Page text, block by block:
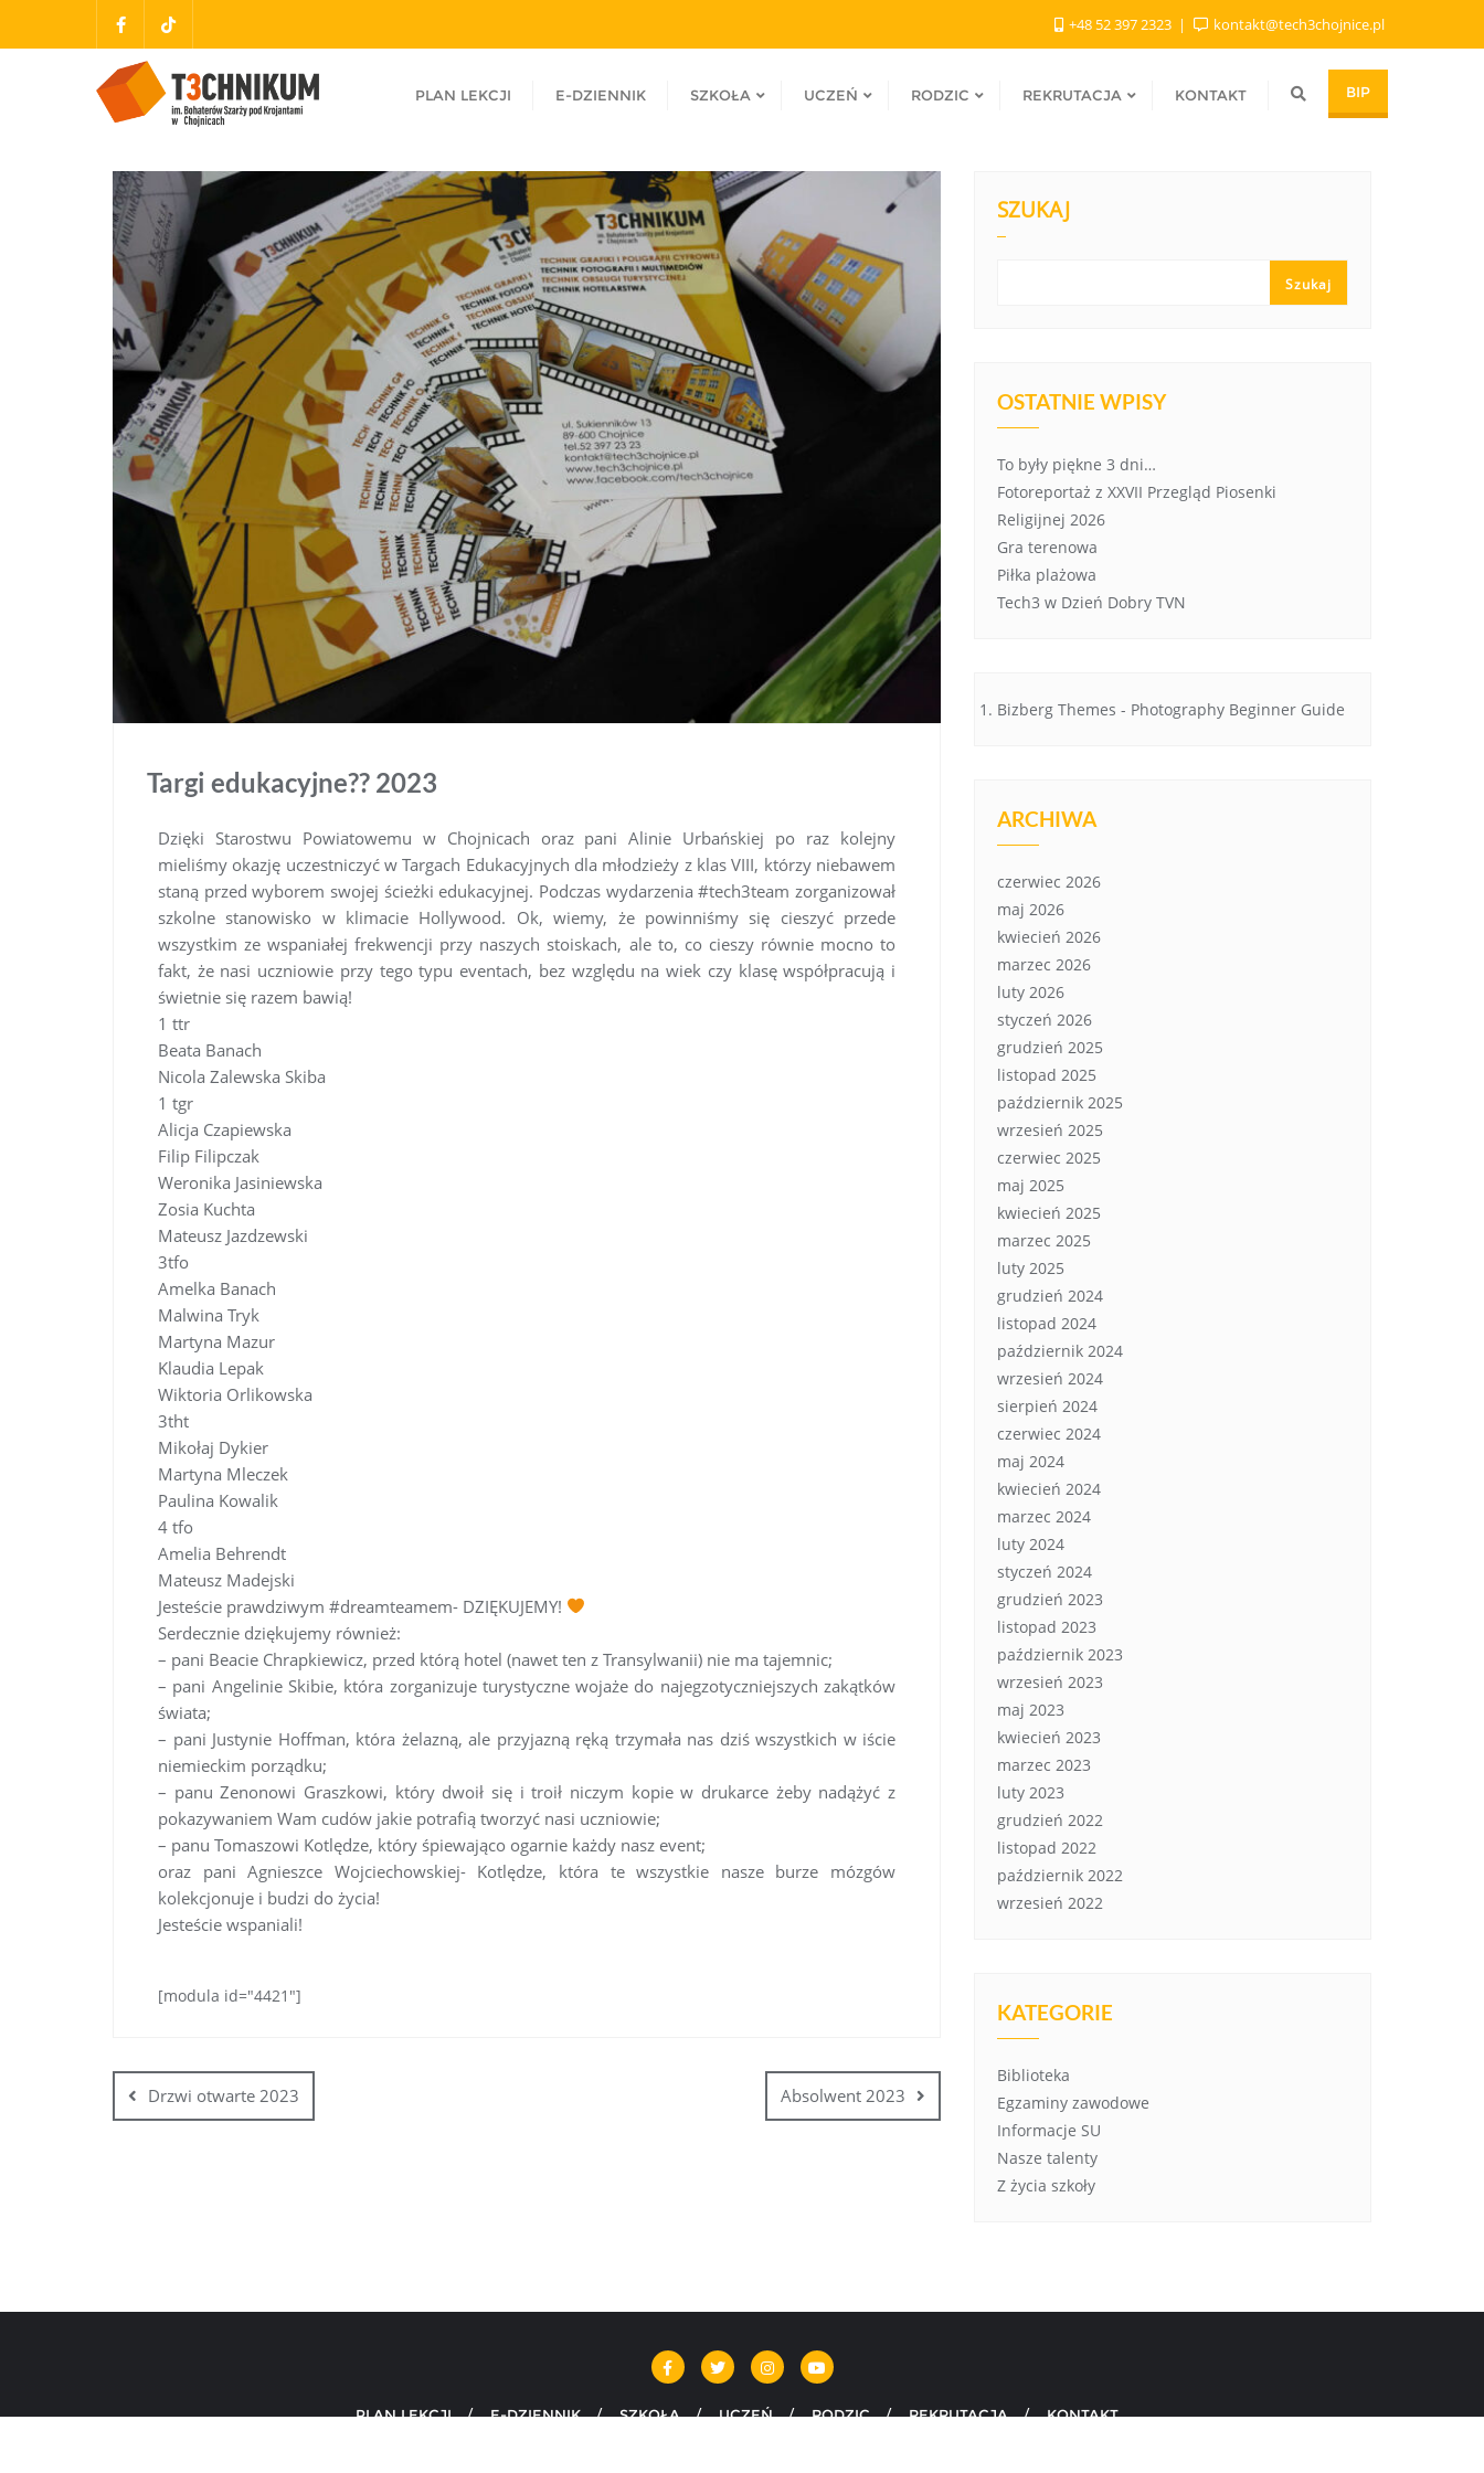
+48 52 397 2323 kontakt@tech3chojnice.pl
PLAN LEKCJI E-DZIENNIK SZKOŁA UCZEŃ RODZIC REKRUTACJA KONTAKT BIP
Targi edukacyjne?? 2023
Dzięki Starostwu Powiatowemu w Chojnicach oraz pani Alinie Urbańskiej po raz kolejny
mieliśmy okazję uczestniczyć w Targach Edukacyjnych dla młodzieży z klas VIII, którzy niebawem
staną przed wyborem swojej ścieżki edukacyjnej. Podczas wydarzenia #tech3team zorganizował
szkolne stanowisko w klimacie Hollywood. Ok, wiemy, że powinniśmy się cieszyć przede
wszystkim ze wspaniałej frekwencji przy naszych stoiskach, ale to, co cieszy równie mocno to
fakt, że nasi uczniowie przy tego typu eventach, bez względu na wiek czy klasę współpracują i
świetnie się razem bawią!
1 ttr
Beata Banach
Nicola Zalewska Skiba
1 tgr
Alicja Czapiewska
Filip Filipczak
Weronika Jasiniewska
Zosia Kuchta
Mateusz Jazdzewski
3tfo
Amelka Banach
Malwina Tryk
Martyna Mazur
Klaudia Lepak
Wiktoria Orlikowska
3tht
Mikołaj Dykier
Martyna Mleczek
Paulina Kowalik
4 tfo
Amelia Behrendt
Mateusz Madejski
Jesteście prawdziwym #dreamteamem- DZIĘKUJEMY!
Serdecznie dziękujemy również:
– pani Beacie Chrapkiewicz, przed którą hotel (nawet ten z Transylwanii) nie ma tajemnic;
– pani Angelinie Skibie, która zorganizuje turystyczne wojaże do najegzotyczniejszych zakątków
świata;
– pani Justynie Hoffman, która żelazną, ale przyjazną ręką trzymała nas dziś wszystkich w iście
niemieckim porządku;
– panu Zenonowi Graszkowi, który dwoił się i troił niczym kopie w drukarce żeby nadążyć z
pokazywaniem Wam cudów jakie potrafią tworzyć nasi uczniowie;
– panu Tomaszowi Kotlędze, który śpiewająco ogarnie każdy nasz event;
oraz pani Agnieszce Wojciechowskiej- Kotlędze, która te wszystkie nasze burze mózgów
kolekcjonuje i budzi do życia!
Jesteście wspaniali!
[modula id="4421"]
Drzwi otwarte 2023 Absolwent 2023
SZUKAJ
Szukaj
OSTATNIE WPISY
To były piękne 3 dni…
Fotoreportaż z XXVII Przegląd Piosenki
Religijnej 2026
Gra terenowa
Piłka plażowa
Tech3 w Dzień Dobry TVN
Bizberg Themes - Photography Beginner Guide
ARCHIWA
czerwiec 2026
maj 2026
kwiecień 2026
marzec 2026
luty 2026
styczeń 2026
grudzień 2025
listopad 2025
październik 2025
wrzesień 2025
czerwiec 2025
maj 2025
kwiecień 2025
marzec 2025
luty 2025
grudzień 2024
listopad 2024
październik 2024
wrzesień 2024
sierpień 2024
czerwiec 2024
maj 2024
kwiecień 2024
marzec 2024
luty 2024
styczeń 2024
grudzień 2023
listopad 2023
październik 2023
wrzesień 2023
maj 2023
kwiecień 2023
marzec 2023
luty 2023
grudzień 2022
listopad 2022
październik 2022
wrzesień 2022
KATEGORIE
Biblioteka
Egzaminy zawodowe
Informacje SU
Nasze talenty
Z życia szkoły
PLAN LEKCJI E-DZIENNIK SZKOŁA UCZEŃ RODZIC REKRUTACJA KONTAKT